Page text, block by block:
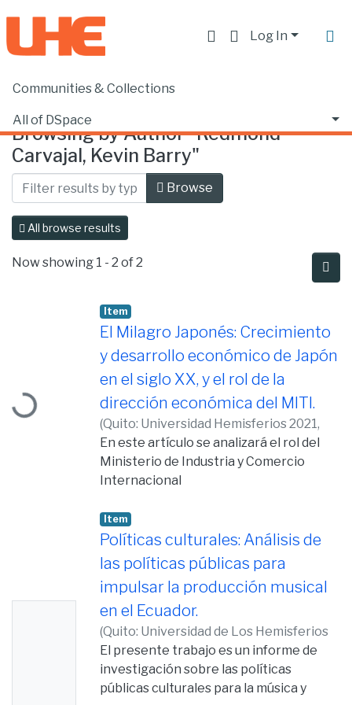
Log In
Communities & Collections
All of DSpace
Home Browse by Author
Browsing by Author "Redmond
Carvajal, Kevin Barry"
Browse
All browse results
Now showing 1 - 2 of 2
Item
El Milagro Japonés: Crecimiento
y desarrollo económico de Japón
en el siglo XX, y el rol de la
dirección económica del MITI.
(Quito: Universidad Hemisferios 2021,
2021-12-08)Redmond Carvajal, Kevin
Barry
En este artículo se analizará el rol del
Ministerio de Industria y Comercio
Internacional
Se enfocará en analizar las principales
políticas
económicas impulsadas por el MITI para
recuperar a Japón después de la
segunda guerra
mundial y estabilizar su economía. La
metodología será mixta, el enfoque
cuantitativo
analizará la evolución del PIB de Japón
con los años, el enfoque cualitativo
Item
Políticas culturales: Análisis de
las políticas públicas para
impulsar la producción musical
en el Ecuador.
(Quito: Universidad de Los Hemisferios
2020,2020-11-12)Redmond Carvajal,
Kevin Barry
El presente trabajo es un informe de
investigación sobre las políticas
públicas culturales para la música y